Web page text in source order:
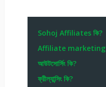
Sohoj Affiliates কি?
Affiliate marketing
আউটসোর্সিং কি?
ফ্রীল্যান্সিং কি?